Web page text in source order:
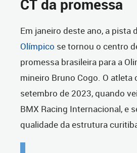
CT da promessa
Em janeiro deste ano, a pista
Olímpico se tornou o centro
promessa brasileira para a
mineiro Bruno Cogo. O atleta
setembro de 2023, quando
BMX Racing Internacional, e
qualidade da estrutura